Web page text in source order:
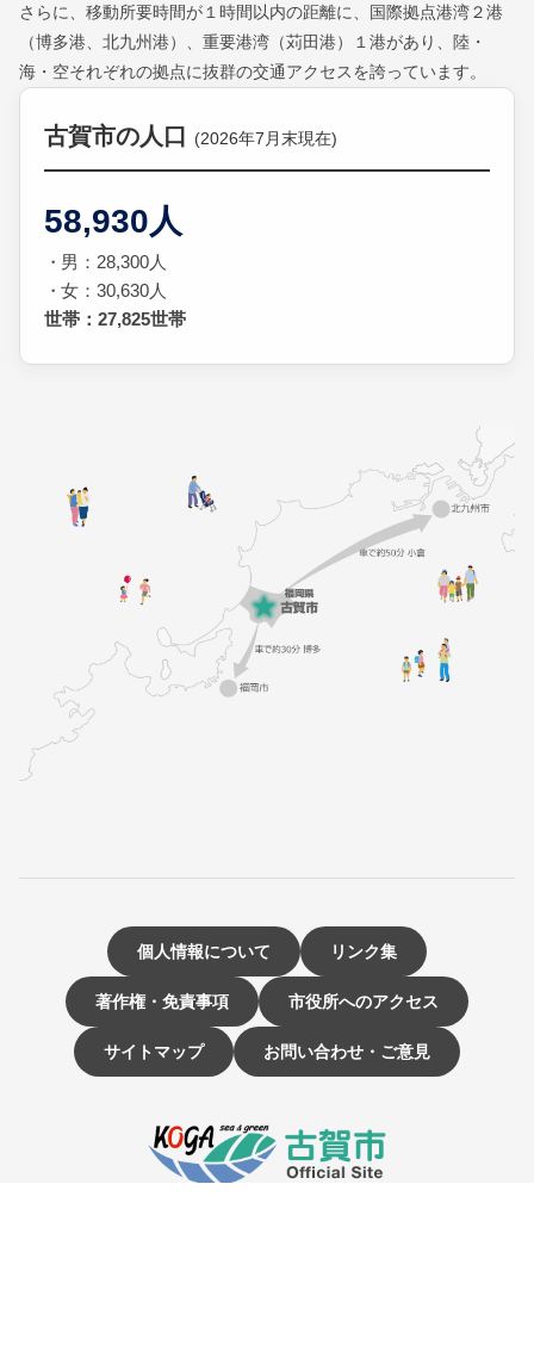
さらに、移動所要時間が１時間以内の距離に、国際拠点港湾２港
（博多港、北九州港）、重要港湾（苅田港）１港があり、陸・
海・空それぞれの拠点に抜群の交通アクセスを誇っています。
古賀市の人口 (2026年7月末現在)
58,930人
男：28,300人
女：30,630人
世帯：27,825世帯
個人情報について リンク集
著作権・免責事項 市役所へのアクセス
サイトマップ お問い合わせ・ご意見